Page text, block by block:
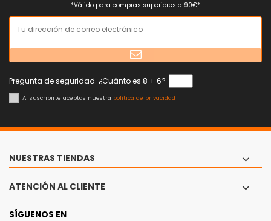
*Válido para compras superiores a 90€*
Pregunta de seguridad. ¿Cuánto es 8 + 6?
Al suscribirte aceptas nuestra política de privacidad
NUESTRAS TIENDAS
ATENCIÓN AL CLIENTE
SÍGUENOS EN